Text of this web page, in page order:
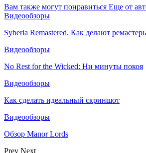
Вам также могут понравиться Еще от
Видеообзоры
Syberia Remastered. Как делают
Видеообзоры
No Rest for the Wicked: Ни минуты покоя
Видеообзоры
Как сделать идеальный скриншот
Видеообзоры
Обзор Manor Lords
Prev Next